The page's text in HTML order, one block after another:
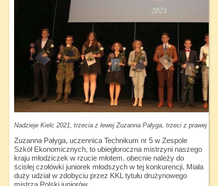
Nadzieje Kielc 2021, trzecia z lewej Zuzanna Pałyga, trzeci z prawej
Zuzanna Pałyga, uczennica Technikum nr 5 w Zespole
Szkół Ekonomicznych, to ubiegłoroczna mistrzyni naszego
kraju młodziczek w rzucie młotem. obecnie należy do
ścisłej czołówki juniorek młodszych w tej konkurencji. Miała
duży udział w zdobyciu przez KKL tytułu drużynowego
mistrza Polski juniorów.